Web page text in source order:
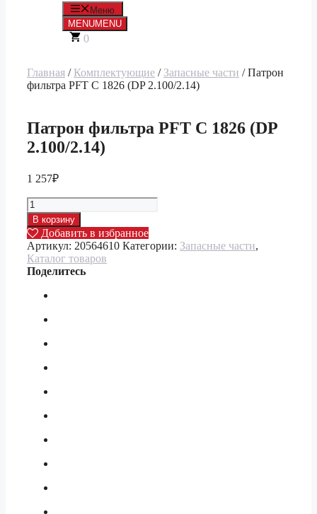
Меню
MENUMENU
0
Главная / Комплектующие / Запасные части / Патрон
фильтра PFT С 1826 (DP 2.100/2.14)
Патрон фильтра PFT С 1826 (DP
2.100/2.14)
1 257₽
Количество
товара
Патрон
фильтра
PFT
С
1826
В корзину
Добавить в избранное
Артикул: 20564610 Категории: Запасные части,
Каталог товаров
Поделитесь